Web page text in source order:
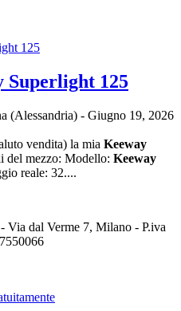
Superlight 125
(Alessandria) - Giugno 19, 2026
vendita) la mia Keeway
del mezzo: Modello: Keeway
reale: 32....
dal Verme 7, Milano - P.iva